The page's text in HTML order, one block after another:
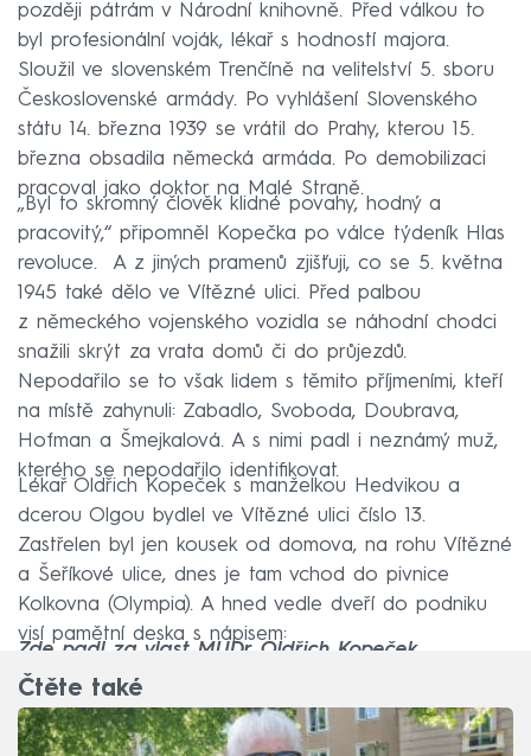
později pátrám v Národní knihovně. Před válkou to
byl profesionální voják, lékař s hodností majora.
Sloužil ve slovenském Trenčíně na velitelství 5. sboru
Československé armády. Po vyhlášení Slovenského
státu 14. března 1939 se vrátil do Prahy, kterou 15.
března obsadila německá armáda. Po demobilizaci
pracoval jako doktor na Malé Straně.
„Byl to skromný člověk klidné povahy, hodný a
pracovitý,“ připomněl Kopečka po válce týdeník Hlas
revoluce. A z jiných pramenů zjišťuji, co se 5. května
1945 také dělo ve Vítězné ulici. Před palbou
z německého vojenského vozidla se náhodní chodci
snažili skrýt za vrata domů či do průjezdů.
Nepodařilo se to však lidem s těmito příjmeními, kteří
na místě zahynuli: Zabadlo, Svoboda, Doubrava,
Hofman a Šmejkalová. A s nimi padl i neznámý muž,
kterého se nepodařilo identifikovat.
Lékař Oldřich Kopeček s manželkou Hedvikou a
dcerou Olgou bydlel ve Vítězné ulici číslo 13.
Zastřelen byl jen kousek od domova, na rohu Vítězné
a Šeříkové ulice, dnes je tam vchod do pivnice
Kolkovna (Olympia). A hned vedle dveří do podniku
visí pamětní deska s nápisem:
Zde padl za vlast MUDr. Oldřich Kopeček.
Čtěte také